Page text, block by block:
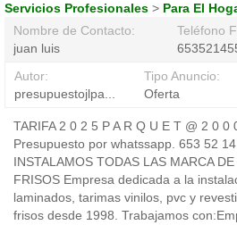
Servicios Profesionales > Para El
Nombre de Contacto:
juan luis
Teléfono
Autor:
presupuestojlpa...
Tipo Anuncio:
Oferta
TARIFA 2 0 2 5 P A R Q U E T @ 2 0 0
Presupuesto por whatssapp. 653 52
INSTALAMOS TODAS LAS MARCA
FRISOS Empresa dedicada a la
laminados, tarimas vinilos, pvc y
frisos desde 1998. Trabajamos